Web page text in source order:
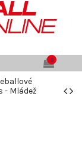
0
- Mládež